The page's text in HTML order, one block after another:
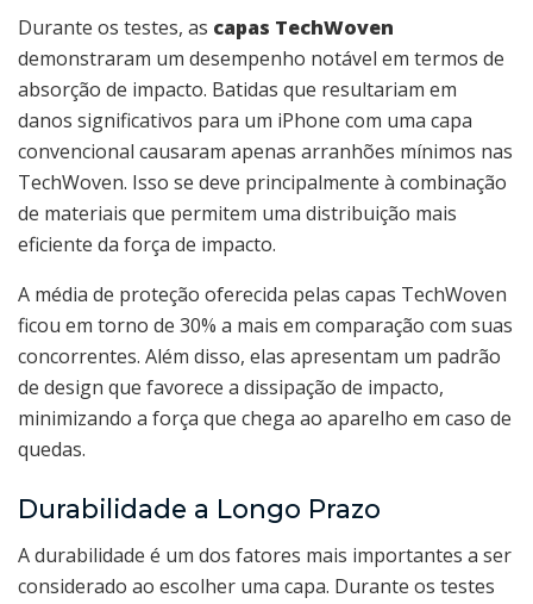
Durante os testes, as capas TechWoven
demonstraram um desempenho notável em termos de
absorção de impacto. Batidas que resultariam em
danos significativos para um iPhone com uma capa
convencional causaram apenas arranhões mínimos nas
TechWoven. Isso se deve principalmente à combinação
de materiais que permitem uma distribuição mais
eficiente da força de impacto.
A média de proteção oferecida pelas capas TechWoven
ficou em torno de 30% a mais em comparação com suas
concorrentes. Além disso, elas apresentam um padrão
de design que favorece a dissipação de impacto,
minimizando a força que chega ao aparelho em caso de
quedas.
Durabilidade a Longo Prazo
A durabilidade é um dos fatores mais importantes a ser
considerado ao escolher uma capa. Durante os testes